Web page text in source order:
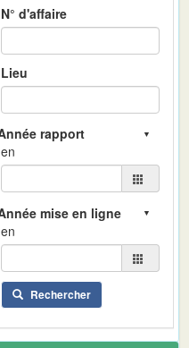
N° d'affaire
Lieu
en
en
Rechercher